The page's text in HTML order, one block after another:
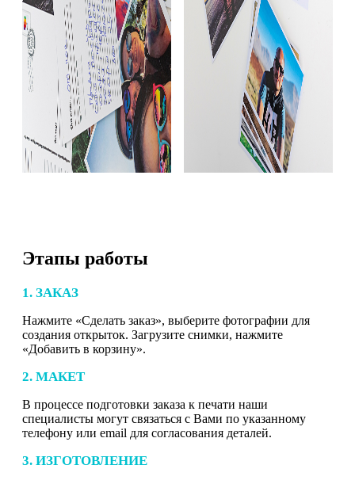
Этапы работы
1. ЗАКАЗ
Нажмите «Сделать заказ», выберите фотографии для
создания открыток. Загрузите снимки, нажмите
«Добавить в корзину».
2. МАКЕТ
В процессе подготовки заказа к печати наши
специалисты могут связаться с Вами по указанному
телефону или email для согласования деталей.
3. ИЗГОТОВЛЕНИЕ